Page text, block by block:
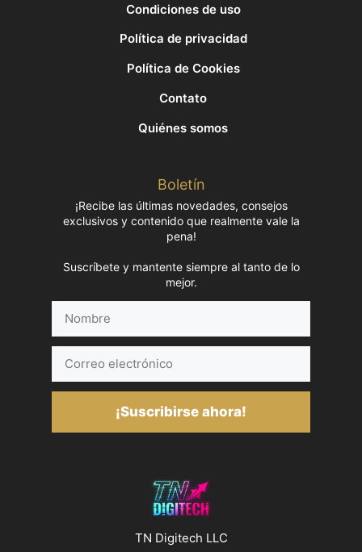
Condiciones de uso
Política de privacidad
Política de Cookies
Contato
Quiénes somos
Boletín
¡Recibe las últimas novedades, consejos
exclusivos y contenido que realmente vale la
pena!
Suscríbete y mantente siempre al tanto de lo
mejor.
electrónico
¡Suscribirse ahora!
TN Digitech LLC